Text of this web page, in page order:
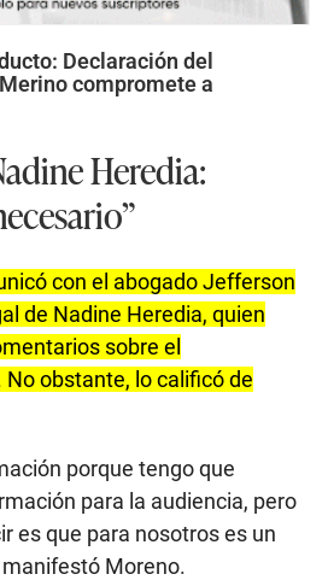
Declaración del
compromete a
Heredia:
con el abogado Jefferson
de Nadine Heredia, quien
sobre el
obstante, lo calificó de
porque tengo que
para la audiencia, pero
es que para nosotros es un
manifestó Moreno.